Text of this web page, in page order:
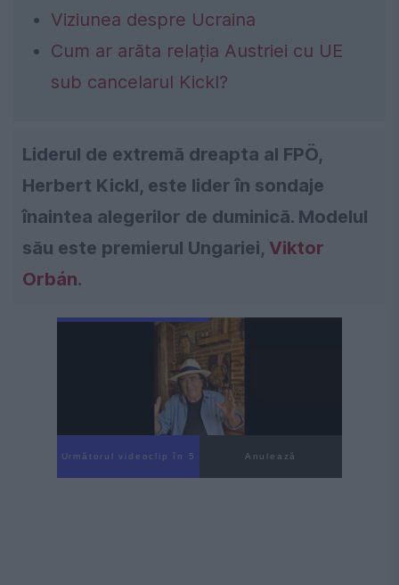
Viziunea despre Ucraina
Cum ar arăta relația Austriei cu UE
sub cancelarul Kickl?
Liderul de extremă dreapta al FPÖ,
Herbert Kickl, este lider în sondaje
înaintea alegerilor de duminică. Modelul
său este premierul Ungariei, Viktor
Orbán.
Următorul videoclip în 4 Anulează